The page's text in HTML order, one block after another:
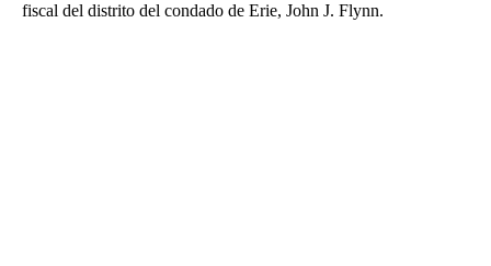
fiscal del distrito del condado de Erie, John J. Flynn.